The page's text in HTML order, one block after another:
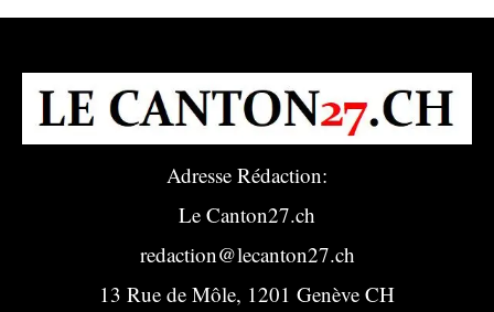
Adresse Rédaction:
Le Canton27.ch
redaction@lecanton27.ch
13 Rue de Môle, 1201 Genève CH